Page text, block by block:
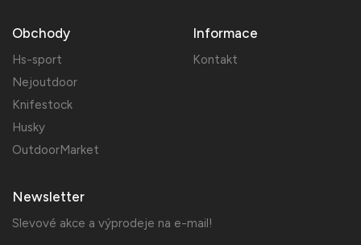
Obchody
Hs-sport
Nejoutdoor
Knifestock
Husky
OutdoorMarket
Informace
Kontakt
Newsletter
Slevové akce a výprodeje na e-mail!